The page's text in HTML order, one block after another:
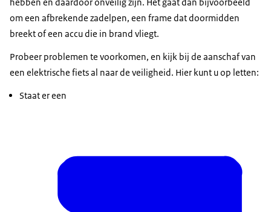
hebben en daardoor onveilig zijn. Het gaat dan bijvoorbeeld
om een afbrekende zadelpen, een frame dat doormidden
breekt of een accu die in brand vliegt.
Probeer problemen te voorkomen, en kijk bij de aanschaf van
een elektrische fiets al naar de veiligheid. Hier kunt u op letten:
Staat er een